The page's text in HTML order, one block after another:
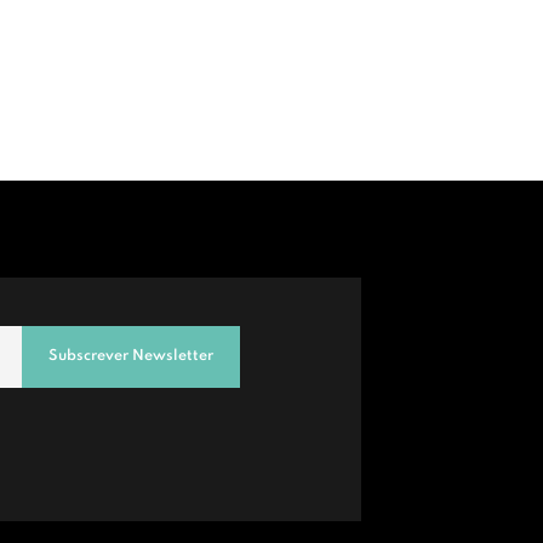
Subscrever Newsletter